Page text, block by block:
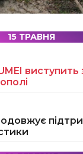
15 ТРАВНЯ
виступить